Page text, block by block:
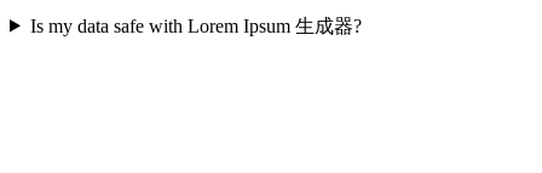
Is my data safe with Lorem Ipsum 生成器?